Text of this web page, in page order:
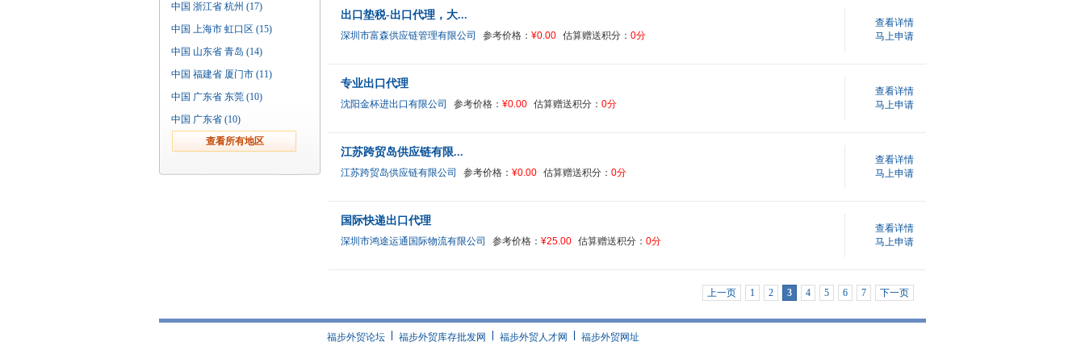
中国 浙江省 杭州 (17)
中国 上海市 虹口区 (15)
中国 山东省 青岛 (14)
中国 福建省 厦门市 (11)
中国 广东省 东莞 (10)
中国 广东省 (10)
出口垫税-出口代理，大...
深圳市富森供应链管理有限公司 参考价格： ¥0.00 估算赠送积分： 0分
查看详情
马上申请
专业出口代理
沈阳金杯进出口有限公司 参考价格： ¥0.00 估算赠送积分： 0分
查看详情
马上申请
江苏跨贸岛供应链有限...
江苏跨贸岛供应链有限公司 参考价格： ¥0.00 估算赠送积分： 0分
查看详情
马上申请
国际快递出口代理
深圳市鸿途运通国际物流有限公司 参考价格： ¥25.00 估算赠送积分： 0分
查看详情
马上申请
上一页 1 2 3 4 5 6 7 下一页
福步外贸论坛 福步外贸库存批发网 福步外贸人才网
福步外贸网址